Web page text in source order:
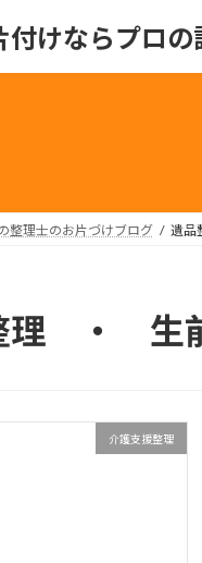
付けならプロの
整理士のお片づけブログ 遺
理 ・ 生
介護支援整理